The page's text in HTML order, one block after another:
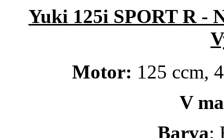
Yuki 125i SPORT R -
Motor: 125 ccm,
V
Barva: